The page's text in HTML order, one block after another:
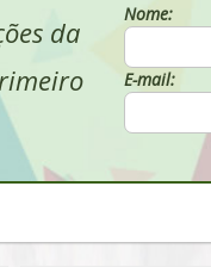
da
Nome:
E-mail: